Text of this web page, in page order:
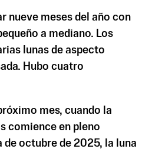
nueve meses del año con
a mediano. Los
lunas de aspecto
Hubo cuatro
mes, cuando la
comience en pleno
de octubre de 2025, la luna